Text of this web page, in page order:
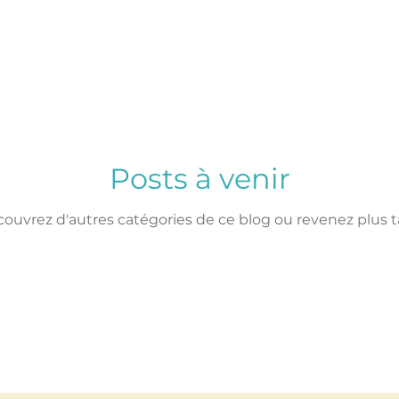
réduit de 71 %
Posts à venir
d'autres catégories de ce blog ou revenez plus